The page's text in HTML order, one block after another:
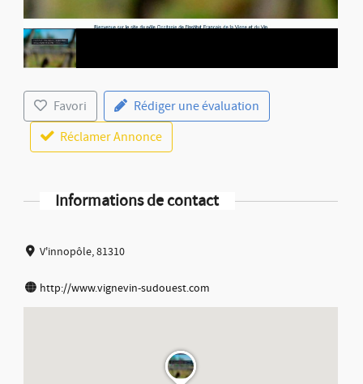
Favori
Rédiger une évaluation
Réclamer Annonce
Informations de contact
V'innopôle, 81310
http://www.vignevin-sudouest.com